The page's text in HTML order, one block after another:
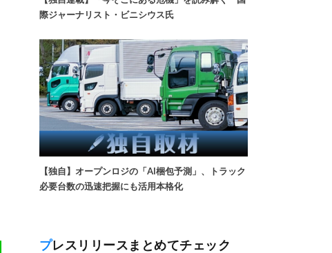
際ジャーナリスト・ビニシウス氏
【独自】オープンロジの「AI梱包予測」、トラック
必要台数の迅速把握にも活用本格化
プレスリリースまとめてチェック